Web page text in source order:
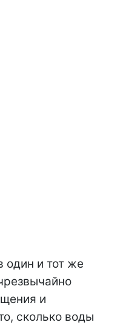
один и тот же
и
сколько воды